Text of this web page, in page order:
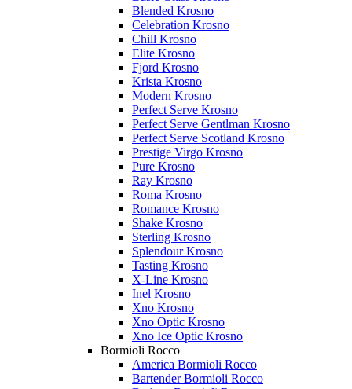
Blended Krosno
Celebration Krosno
Chill Krosno
Elite Krosno
Fjord Krosno
Krista Krosno
Modern Krosno
Perfect Serve Krosno
Perfect Serve Gentlman Krosno
Perfect Serve Scotland Krosno
Prestige Virgo Krosno
Pure Krosno
Ray Krosno
Roma Krosno
Romance Krosno
Shake Krosno
Sterling Krosno
Splendour Krosno
Tasting Krosno
X-Line Krosno
Inel Krosno
Xno Krosno
Xno Optic Krosno
Xno Ice Optic Krosno
Bormioli Rocco
America Bormioli Rocco
Bartender Bormioli Rocco